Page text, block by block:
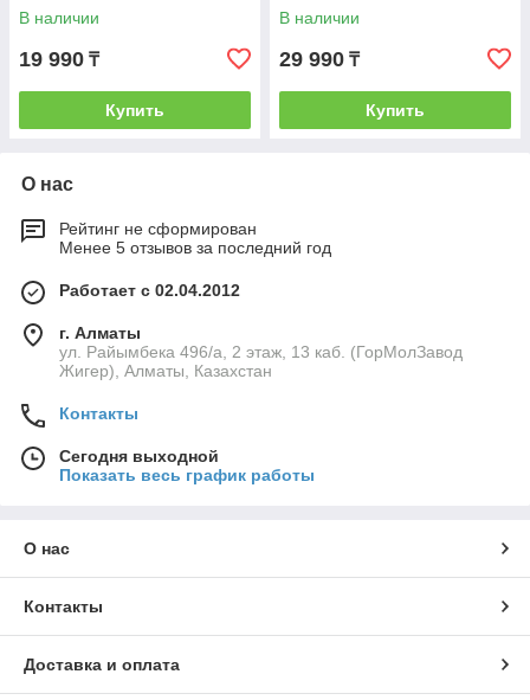
В наличии
19 990 ₸
Купить
В наличии
29 990 ₸
Купить
О нас
Рейтинг не сформирован
Менее 5 отзывов за последний год
Работает с 02.04.2012
г. Алматы
ул. Райымбека 496/а, 2 этаж, 13 каб. (ГорМолЗавод
Жигер), Алматы, Казахстан
Контакты
Сегодня выходной
Показать весь график работы
О нас
Контакты
Доставка и оплата